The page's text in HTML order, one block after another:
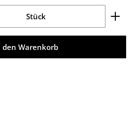
den gewünschten Wert ein
Stück
den Warenkorb